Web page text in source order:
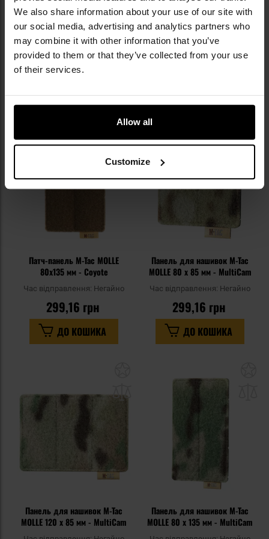
We also share information about your use of our site with
our social media, advertising and analytics partners who
may combine it with other information that you’ve
provided to them or that they’ve collected from your use
of their services.
Allow all
Customize
MultiCam Black
Час відправлення:Негайно
1 797,96 грн
Рекомендована ціна
виробника2 037,77 грн
MultiCam
Час відправлення:Негайно
1 797,96 грн
Рекомендована ціна
виробника2 037,77 грн
Додати
до
списку
уподобань
Патч-панель M-Tac MOLLE
80x135 мм - Coyote
Час відправлення: Негайно
299,16 грн
ДО КОШИКА
Панель для нашивок M-Tac
MOLLE 80 x 85 мм - MultiCam
Час відправлення: Негайно
299,16 грн
ДО КОШИКА
Панель для нашивок M-Tac
MOLLE 120 x 85 мм - MultiCam
Панель для нашивок M-Tac
MOLLE 80 x 135 мм - MultiCam